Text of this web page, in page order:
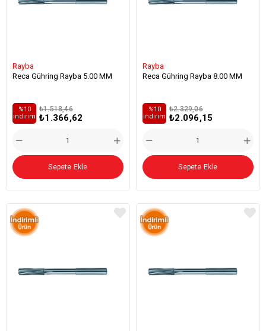
Rayba
Reca Gühring Rayba 5.00 MM
₺1.366,62
₺1.518,46
%10
i̇ndirim
Sepete Ekle
Rayba
Reca Gühring Rayba 8.00 MM
₺2.096,15
₺2.329,06
%10
i̇ndirim
Sepete Ekle